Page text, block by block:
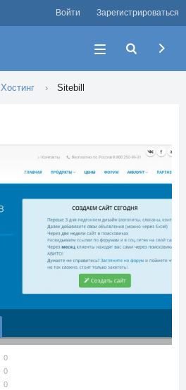
Войти Зарегистрироваться
Хостинг Sitebill
0
0
0